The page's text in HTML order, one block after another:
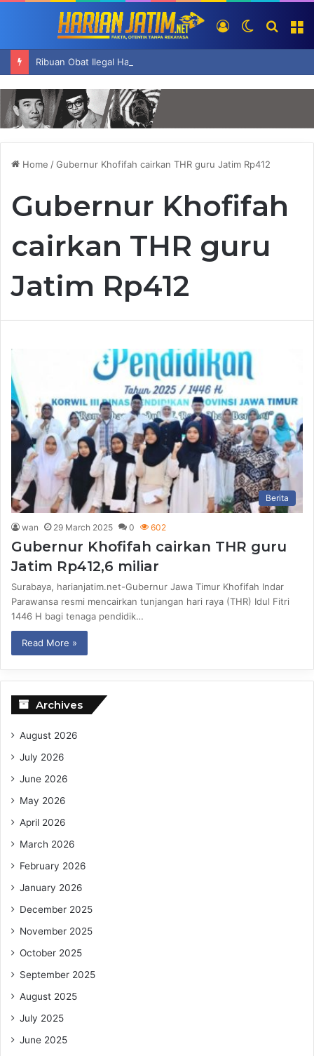
Search
for
Switch
skin
Log
In
Home /Gubernur Khofifah cairkan THR guru Jatim Rp412
Gubernur Khofifah
cairkan THR guru
Jatim Rp412
Berita
wan 29 March 2025 0 602
Gubernur Khofifah cairkan THR guru
Jatim Rp412,6 miliar
Surabaya, harianjatim.net-Gubernur Jawa Timur Khofifah Indar
Parawansa resmi mencairkan tunjangan hari raya (THR) Idul Fitri
1446 H bagi tenaga pendidik…
Read More »
Archives
August 2026
July 2026
June 2026
May 2026
April 2026
March 2026
February 2026
January 2026
December 2025
November 2025
October 2025
September 2025
August 2025
July 2025
June 2025